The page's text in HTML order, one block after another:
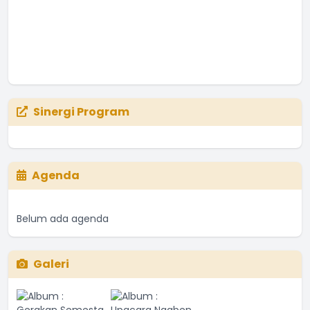
Sinergi Program
Agenda
Belum ada agenda
Galeri